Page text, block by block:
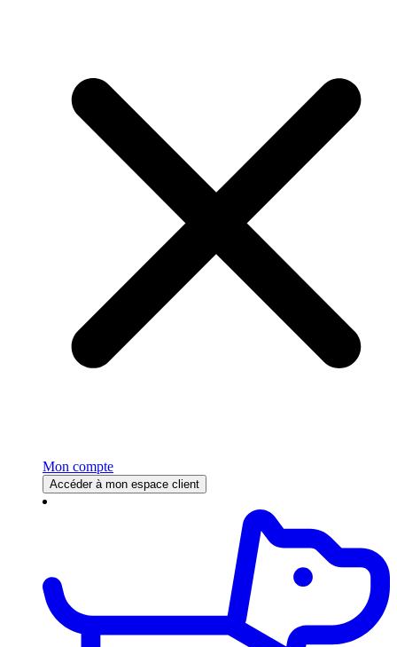
Mon compte
Accéder à mon espace client